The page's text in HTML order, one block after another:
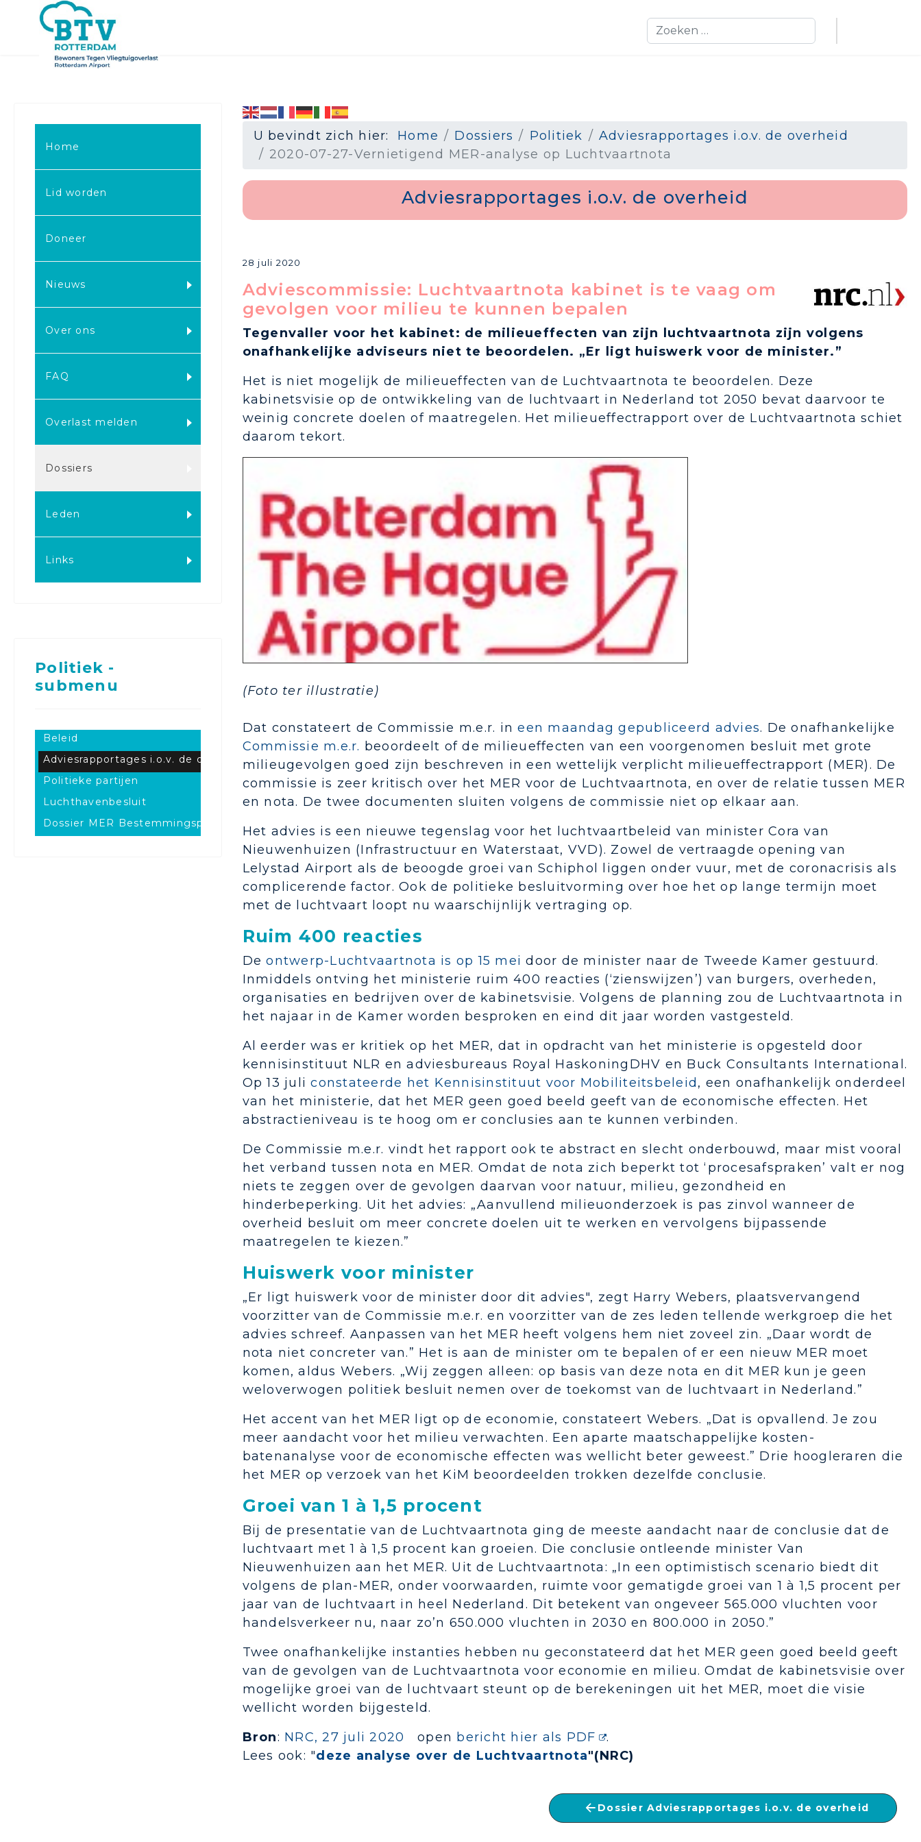
Zoeken
Home
Lid worden
Doneer
Nieuws
Over ons
FAQ
Overlast melden
Dossiers
Leden
Links
Politiek -
submenu
Beleid
Adviesrapportages i.o.v. de overheid
Politieke partijen
Luchthavenbesluit
Dossier MER Bestemmingsplan
U bevindt zich hier: Home Dossiers Politiek
Adviesrapportages i.o.v. de overheid
2020-07-27-Vernietigend MER-analyse op Luchtvaartnota
Adviesrapportages i.o.v. de overheid
28 juli 2020
Adviescommissie: Luchtvaartnota kabinet is te vaag om
gevolgen voor milieu te kunnen bepalen
Tegenvaller voor het kabinet: de milieueffecten van zijn luchtvaartnota zijn volgens
onafhankelijke adviseurs niet te beoordelen. „Er ligt huiswerk voor de minister.”
Het is niet mogelijk de milieueffecten van de Luchtvaartnota te beoordelen. Deze
kabinetsvisie op de ontwikkeling van de luchtvaart in Nederland tot 2050 bevat daarvoor te
weinig concrete doelen of maatregelen. Het milieueffectrapport over de Luchtvaartnota schiet
daarom tekort.
(Foto ter illustratie)
Dat constateert de Commissie m.e.r. ineen maandag gepubliceerd advies. De onafhankelijke
Commissie m.e.r. beoordeelt of de milieueffecten van een voorgenomen besluit met grote
milieugevolgen goed zijn beschreven in een wettelijk verplicht milieueffectrapport (MER). De
commissie is zeer kritisch over het MER voor de Luchtvaartnota, en over de relatie tussen MER
en nota. De twee documenten sluiten volgens de commissie niet op elkaar aan.
Het advies is een nieuwe tegenslag voor het luchtvaartbeleid van minister Cora van
Nieuwenhuizen (Infrastructuur en Waterstaat, VVD). Zowel de vertraagde opening van
Lelystad Airport als de beoogde groei van Schiphol liggen onder vuur, met de coronacrisis als
complicerende factor. Ook de politieke besluitvorming over hoe het op lange termijn moet
met de luchtvaart loopt nu waarschijnlijk vertraging op.
Ruim 400 reacties
Deontwerp-Luchtvaartnota is op 15 mei door de minister naar de Tweede Kamer gestuurd.
Inmiddels ontving het ministerie ruim 400 reacties (‘zienswijzen’) van burgers, overheden,
organisaties en bedrijven over de kabinetsvisie. Volgens de planning zou de Luchtvaartnota in
het najaar in de Kamer worden besproken en eind dit jaar worden vastgesteld.
Al eerder was er kritiek op het MER, dat in opdracht van het ministerie is opgesteld door
kennisinstituut NLR en adviesbureaus Royal HaskoningDHV en Buck Consultants International.
Op 13 juliconstateerde het Kennisinstituut voor Mobiliteitsbeleid , een onafhankelijk onderdeel
van het ministerie, dat het MER geen goed beeld geeft van de economische effecten. Het
abstractieniveau is te hoog om er conclusies aan te kunnen verbinden.
De Commissie m.e.r. vindt het rapport ook te abstract en slecht onderbouwd, maar mist vooral
het verband tussen nota en MER. Omdat de nota zich beperkt tot ‘procesafspraken’ valt er nog
niets te zeggen over de gevolgen daarvan voor natuur, milieu, gezondheid en
hinderbeperking. Uit het advies: „Aanvullend milieuonderzoek is pas zinvol wanneer de
overheid besluit om meer concrete doelen uit te werken en vervolgens bijpassende
maatregelen te kiezen.”
Huiswerk voor minister
„Er ligt huiswerk voor de minister door dit advies", zegt Harry Webers, plaatsvervangend
voorzitter van de Commissie m.e.r. en voorzitter van de zes leden tellende werkgroep die het
advies schreef. Aanpassen van het MER heeft volgens hem niet zoveel zin. „Daar wordt de
nota niet concreter van.” Het is aan de minister om te bepalen of er een nieuw MER moet
komen, aldus Webers. „Wij zeggen alleen: op basis van deze nota en dit MER kun je geen
weloverwogen politiek besluit nemen over de toekomst van de luchtvaart in Nederland.”
Het accent van het MER ligt op de economie, constateert Webers. „Dat is opvallend. Je zou
meer aandacht voor het milieu verwachten. Een aparte maatschappelijke kosten-
batenanalyse voor de economische effecten was wellicht beter geweest.” Drie hoogleraren die
het MER op verzoek van het KiM beoordeelden trokken dezelfde conclusie.
Groei van 1 à 1,5 procent
Bij de presentatie van de Luchtvaartnota ging de meeste aandacht naar de conclusie dat de
luchtvaart met 1 à 1,5 procent kan groeien. Die conclusie ontleende minister Van
Nieuwenhuizen aan het MER. Uit de Luchtvaartnota: „In een optimistisch scenario biedt dit
volgens de plan-MER, onder voorwaarden, ruimte voor gematigde groei van 1 à 1,5 procent per
jaar van de luchtvaart in heel Nederland. Dit betekent van ongeveer 565.000 vluchten voor
handelsverkeer nu, naar zo’n 650.000 vluchten in 2030 en 800.000 in 2050.”
Twee onafhankelijke instanties hebben nu geconstateerd dat het MER geen goed beeld geeft
van de gevolgen van de Luchtvaartnota voor economie en milieu. Omdat de kabinetsvisie over
mogelijke groei van de luchtvaart steunt op de berekeningen uit het MER, moet die visie
wellicht worden bijgesteld.
Bron: NRC, 27 juli 2020 open bericht hier als PDF
.
Lees ook: "deze analyse over de Luchtvaartnota"(NRC)
Dossier Adviesrapportages i.o.v. de overheid